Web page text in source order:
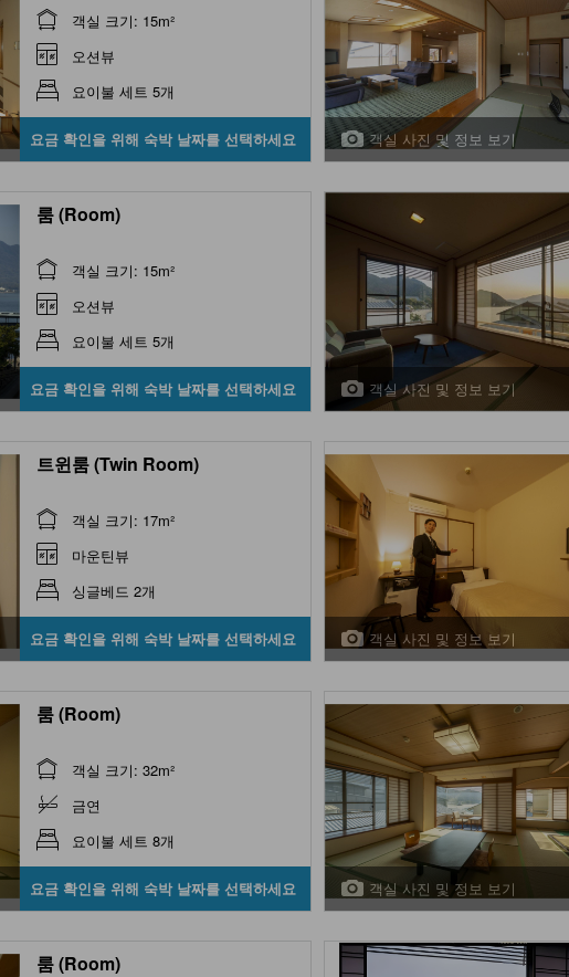
객실 크기: 15m²
오션뷰
요이불 세트 5개
요금 확인을 위해 숙박 날짜를 선택하세요 객실 사진 및 정보 보기
룸 (Room)
객실 크기: 15m²
오션뷰
요이불 세트 5개
요금 확인을 위해 숙박 날짜를 선택하세요 객실 사진 및 정보 보기
트윈룸 (Twin Room)
객실 크기: 17m²
마운틴뷰
싱글베드 2개
요금 확인을 위해 숙박 날짜를 선택하세요 객실 사진 및 정보 보기
룸 (Room)
객실 크기: 32m²
금연
요이불 세트 8개
요금 확인을 위해 숙박 날짜를 선택하세요 객실 사진 및 정보 보기
룸 (Room)